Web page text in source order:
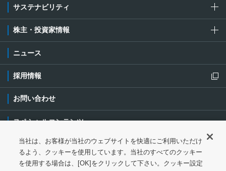
サステナビリティ
株主・投資家情報
ニュース
採用情報
新規ウィンドウを開きます
お問い合わせ
スペシャルコンテンツ
ご利用条件・ご注意 プライバシーポリシー
ソーシャルメディアポリシー クッキーポリシー
当社は、お客様が当社のウェブサイトを快適にご利用いただけ
るよう、クッキーを使用しています。当社のすべてのクッキー
を使用する場合は、[OK]をクリックして下さい。クッキー設定